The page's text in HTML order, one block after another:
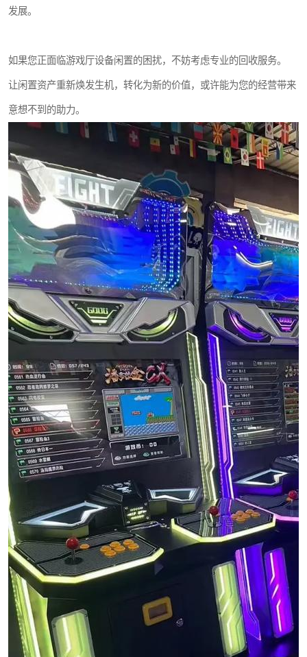
发展。
如果您正面临游戏厅设备闲置的困扰，不妨考虑专业的回收服务。
让闲置资产重新焕发生机，转化为新的价值，或许能为您的经营带来
意想不到的助力。